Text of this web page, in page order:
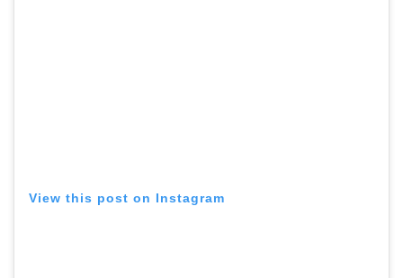
View this post on Instagram